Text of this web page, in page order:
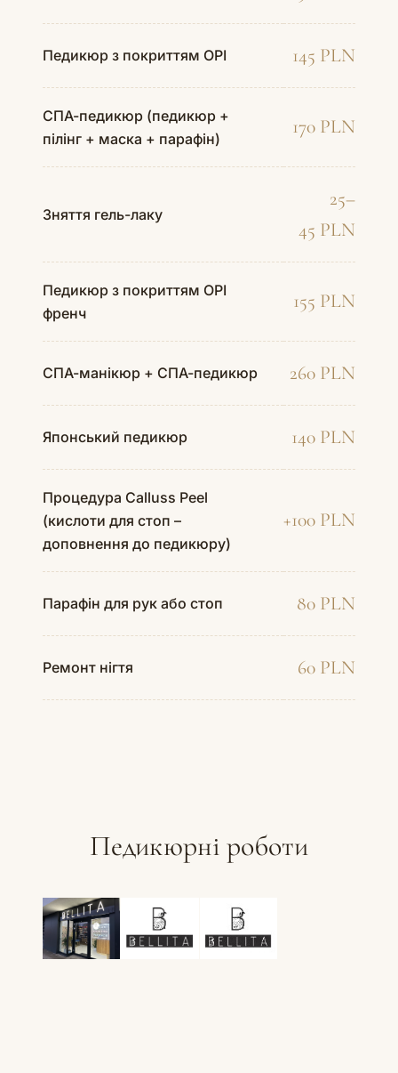
Педикюр з покриттям OPI 145 PLN
СПА-педикюр (педикюр +
пілінг + маска + парафін)
170 PLN
Зняття гель-лаку
25–
45 PLN
Педикюр з покриттям OPI
френч
155 PLN
СПА-манікюр + СПА-педикюр 260 PLN
Японський педикюр 140 PLN
Процедура Calluss Peel
(кислоти для стоп –
доповнення до педикюру)
+100 PLN
Парафін для рук або стоп 80 PLN
Ремонт нігтя 60 PLN
Педикюрні роботи